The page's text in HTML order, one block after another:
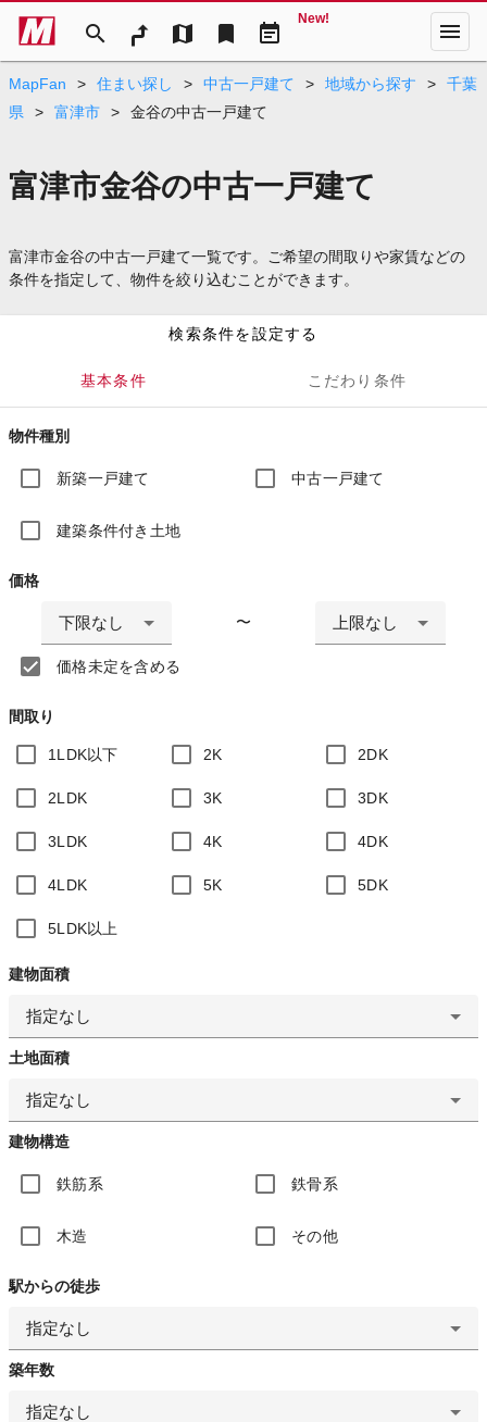
search map bookmark event_note
New! menu
MapFan > 住まい探し > 中古一戸建て > 地域から探す >
千葉
県
> 富津市 > 金谷の中古一戸建て
富津市金谷の中古一戸建て
富津市金谷の中古一戸建て一覧です。ご希望の間取りや家賃などの
条件を指定して、物件を絞り込むことができます。
検索条件を設定する
基本条件 こだわり条件
物件種別
新築一戸建て 中古一戸建て
建築条件付き土地
価格
下限なし 〜 上限なし
価格未定を含める
間取り
1LDK以下 2K 2DK
2LDK 3K 3DK
3LDK 4K 4DK
4LDK 5K 5DK
5LDK以上
建物面積
指定なし
土地面積
指定なし
建物構造
鉄筋系 鉄骨系
木造 その他
駅からの徒歩
指定なし
築年数
指定なし